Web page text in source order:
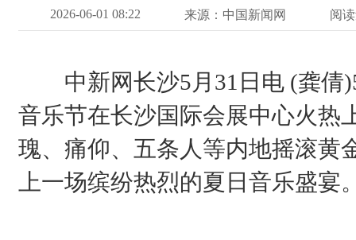
2026-06-01 08:22 来源：中国新闻网 阅
中新网长沙5月31日电 (龚倩
音乐节在长沙国际会展中心火热
瑰、痛仰、五条人等内地摇滚黄
上一场缤纷热烈的夏日音乐盛宴